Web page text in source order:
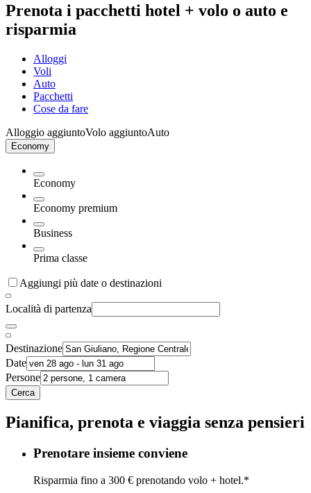
Prenota i pacchetti hotel + volo o auto e
risparmia
Alloggi
Voli
Auto
Pacchetti
Cose da fare
Alloggio aggiuntoVolo aggiuntoAuto
Economy
Economy
Economy premium
Business
Prima classe
Aggiungi più date o destinazioni
Località di partenza
Destinazione
Date
Persone
Cerca
Pianifica, prenota e viaggia senza pensieri
Prenotare insieme conviene
Risparmia fino a 300 € prenotando volo + hotel.*